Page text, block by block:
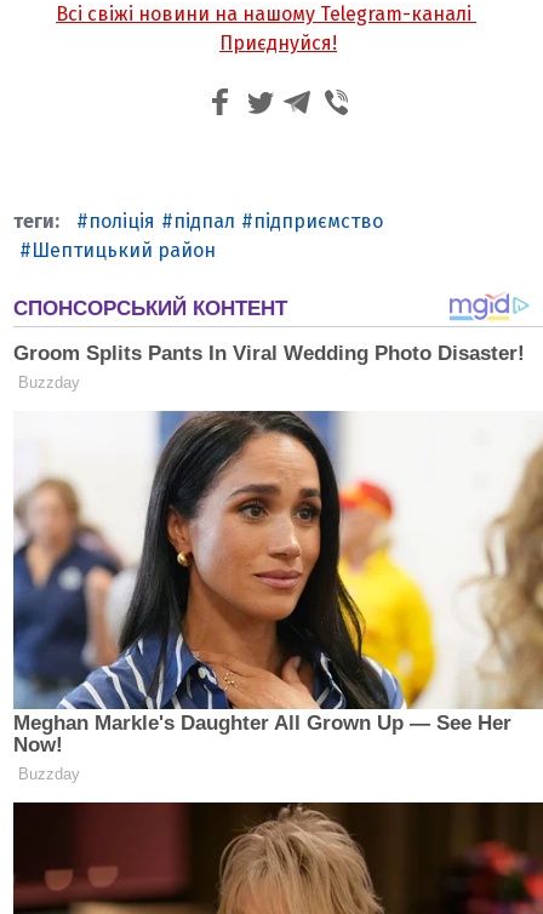
Всі свіжі новини на нашому Telegram-каналі
Приєднуйся!
поліція підпал
підприємство
Шептицький район